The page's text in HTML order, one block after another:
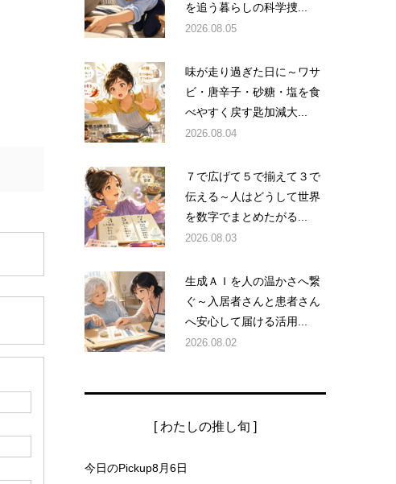
を追う暮らしの科学捜...
2026.08.05
味が走り過ぎた日に～ワサ
ビ・唐辛子・砂糖・塩を食
べやすく戻す匙加減大...
2026.08.04
７で広げて５で揃えて３で
伝える～人はどうして世界
を数字でまとめたがる...
2026.08.03
生成ＡＩを人の温かさへ繋
ぐ～入居者さんと患者さん
へ安心して届ける活用...
2026.08.02
[ わたしの推し旬 ]
今日のPickup8月6日